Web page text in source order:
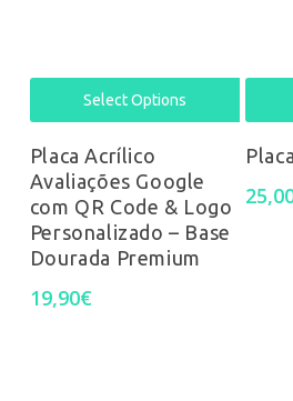
Select Options
Placa Acrílico
Avaliações Google
com QR Code & Logo
Personalizado – Base
Dourada Premium
19,90€